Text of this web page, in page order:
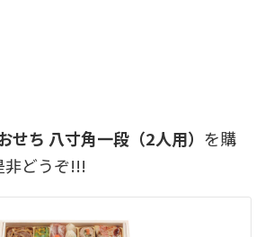
せち 八寸角一段（2人用） を購
非どうぞ!!!